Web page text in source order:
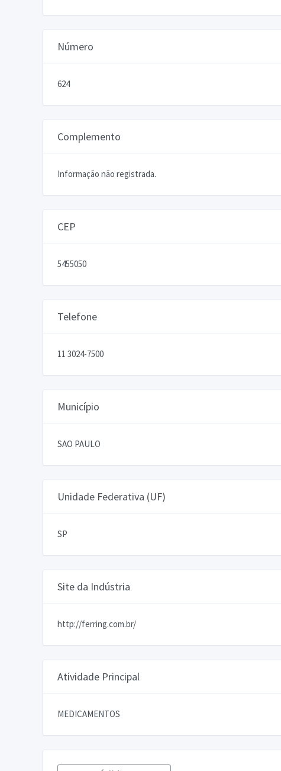
Número
624
Complemento
Informação não registrada.
CEP
5455050
Telefone
11 3024-7500
Município
SAO PAULO
Unidade Federativa (UF)
SP
Site da Indústria
http://ferring.com.br/
Atividade Principal
MEDICAMENTOS